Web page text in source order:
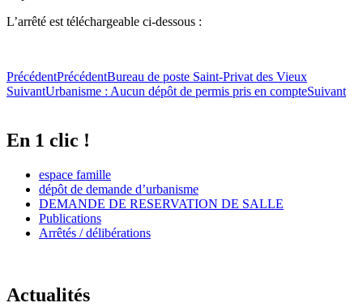
L’arrêté est téléchargeable ci-dessous :
PrécédentPrécédentBureau de poste Saint-Privat des Vieux
SuivantUrbanisme : Aucun dépôt de permis pris en compteSuivant
En 1 clic !
espace famille
dépôt de demande d’urbanisme
DEMANDE DE RESERVATION DE SALLE
Publications
Arrêtés / délibérations
Actualités